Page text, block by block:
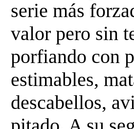
serie más
valor pero sin
porfiando con
estimables,
descabellos,